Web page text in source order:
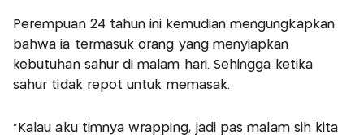
Perempuan 24 tahun ini kemudian mengungkapkan
bahwa ia termasuk orang yang menyiapkan
kebutuhan sahur di malam hari. Sehingga ketika
sahur tidak repot untuk memasak.
"Kalau aku timnya wrapping, jadi pas malam sih kita